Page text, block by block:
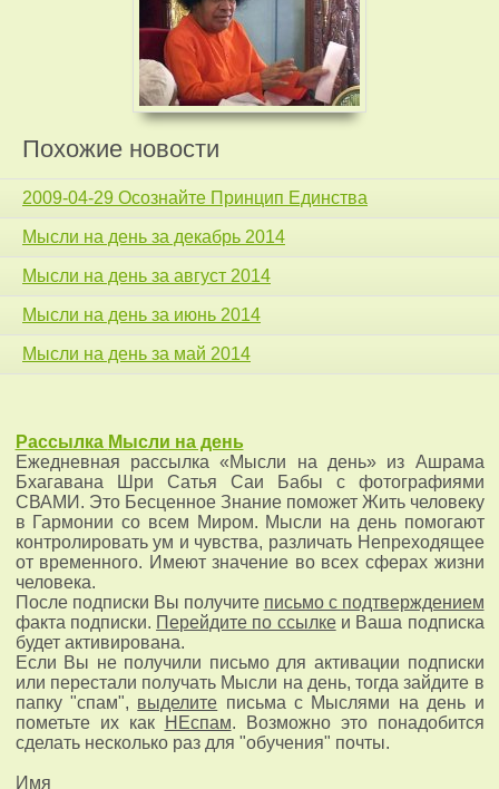
Похожие новости
2009-04-29 Осознайте Принцип Единства
Мысли на день за декабрь 2014
Мысли на день за август 2014
Мысли на день за июнь 2014
Мысли на день за май 2014
Рассылка Мысли на день
Ежедневная рассылка «Мысли на день» из Ашрама
Бхагавана Шри Сатья Саи Бабы с фотографиями
СВАМИ. Это Бесценное Знание поможет Жить человеку
в Гармонии со всем Миром. Мысли на день помогают
контролировать ум и чувства, различать Непреходящее
от временного. Имеют значение во всех сферах жизни
человека.
После подписки Вы получите письмо с подтверждением
факта подписки. Перейдите по ссылкеи Ваша подписка
будет активирована.
Если Вы не получили письмо для активации подписки
или перестали получать Мысли на день, тогда зайдите в
папку "cпaм", выделите письма с Мыслями на день и
пометьте их как
НЕcпaм. Возможно это понадобится
сделать несколько раз для "обучения" почты.
Имя